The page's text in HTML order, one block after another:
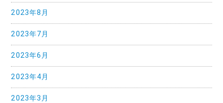
2023年8月
2023年7月
2023年6月
2023年4月
2023年3月